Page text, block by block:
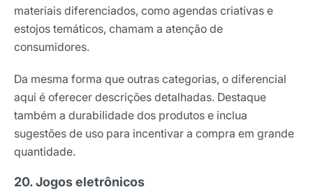
materiais diferenciados, como agendas criativas e
estojos temáticos, chamam a atenção de
consumidores.
Da mesma forma que outras categorias, o diferencial
aqui é oferecer descrições detalhadas. Destaque
também a durabilidade dos produtos e inclua
sugestões de uso para incentivar a compra em grande
quantidade.
20. Jogos eletrônicos